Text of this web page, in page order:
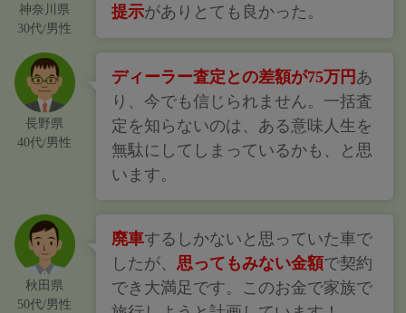
神奈川県
30代/男性
提示がありとても良かった。
長野県
40代/男性
ディーラー査定との差額が75万円 あ
り、今でも信じられません。一括査
定を知らないのは、ある意味人生を
無駄にしてしまっているかも、と思
います。
秋田県
50代/男性
廃車するしかないと思っていた車で
したが、 思ってもみない金額で契約
でき大満足です。このお金で家族で